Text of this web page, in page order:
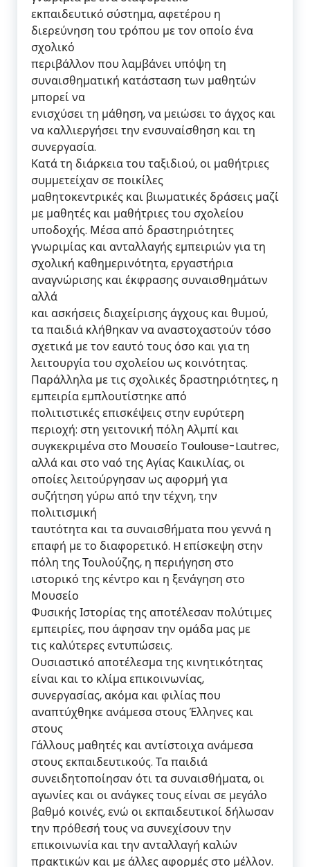
εκπαιδευτικό σύστημα, αφετέρου η
διερεύνηση του τρόπου με τον οποίο ένα
σχολικό
περιβάλλον που λαμβάνει υπόψη τη
συναισθηματική κατάσταση των μαθητών
μπορεί να
ενισχύσει τη μάθηση, να μειώσει το άγχος και
να καλλιεργήσει την ενσυναίσθηση και τη
συνεργασία.
Κατά τη διάρκεια του ταξιδιού, οι μαθήτριες
συμμετείχαν σε ποικίλες
μαθητοκεντρικές και βιωματικές δράσεις μαζί
με μαθητές και μαθήτριες του σχολείου
υποδοχής. Μέσα από δραστηριότητες
γνωριμίας και ανταλλαγής εμπειριών για τη
σχολική καθημερινότητα, εργαστήρια
αναγνώρισης και έκφρασης συναισθημάτων
αλλά
και ασκήσεις διαχείρισης άγχους και θυμού,
τα παιδιά κλήθηκαν να αναστοχαστούν τόσο
σχετικά με τον εαυτό τους όσο και για τη
λειτουργία του σχολείου ως κοινότητας.
Παράλληλα με τις σχολικές δραστηριότητες, η
εμπειρία εμπλουτίστηκε από
πολιτιστικές επισκέψεις στην ευρύτερη
περιοχή: στη γειτονική πόλη Αλμπί και
συγκεκριμένα στο Μουσείο Toulouse-Lautrec,
αλλά και στο ναό της Αγίας Καικιλίας, οι
οποίες λειτούργησαν ως αφορμή για
συζήτηση γύρω από την τέχνη, την
πολιτισμική
ταυτότητα και τα συναισθήματα που γεννά η
επαφή με το διαφορετικό. H επίσκεψη στην
πόλη της Τουλούζης, η περιήγηση στο
ιστορικό της κέντρο και η ξενάγηση στο
Μουσείο
Φυσικής Ιστορίας της αποτέλεσαν πολύτιμες
εμπειρίες, που άφησαν την ομάδα μας με
τις καλύτερες εντυπώσεις.
Ουσιαστικό αποτέλεσμα της κινητικότητας
είναι και το κλίμα επικοινωνίας,
συνεργασίας, ακόμα και φιλίας που
αναπτύχθηκε ανάμεσα στους Έλληνες και
στους
Γάλλους μαθητές και αντίστοιχα ανάμεσα
στους εκπαιδευτικούς. Τα παιδιά
συνειδητοποίησαν ότι τα συναισθήματα, οι
αγωνίες και οι ανάγκες τους είναι σε μεγάλο
βαθμό κοινές, ενώ οι εκπαιδευτικοί δήλωσαν
την πρόθεσή τους να συνεχίσουν την
επικοινωνία και την ανταλλαγή καλών
πρακτικών και με άλλες αφορμές στο μέλλον.